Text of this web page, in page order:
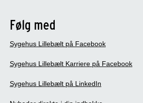
Følg med
Sygehus Lillebælt på Facebook
Sygehus Lillebælt Karriere på Facebook
Sygehus Lillebælt på LinkedIn